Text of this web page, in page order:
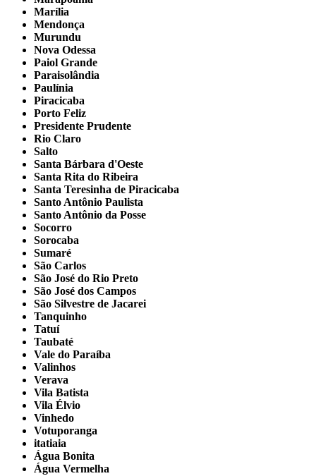
Marília
Mendonça
Murundu
Nova Odessa
Paiol Grande
Paraisolândia
Paulínia
Piracicaba
Porto Feliz
Presidente Prudente
Rio Claro
Salto
Santa Bárbara d'Oeste
Santa Rita do Ribeira
Santa Teresinha de Piracicaba
Santo Antônio Paulista
Santo Antônio da Posse
Socorro
Sorocaba
Sumaré
São Carlos
São José do Rio Preto
São José dos Campos
São Silvestre de Jacarei
Tanquinho
Tatuí
Taubaté
Vale do Paraíba
Valinhos
Verava
Vila Batista
Vila Élvio
Vinhedo
Votuporanga
itatiaia
Água Bonita
Água Vermelha